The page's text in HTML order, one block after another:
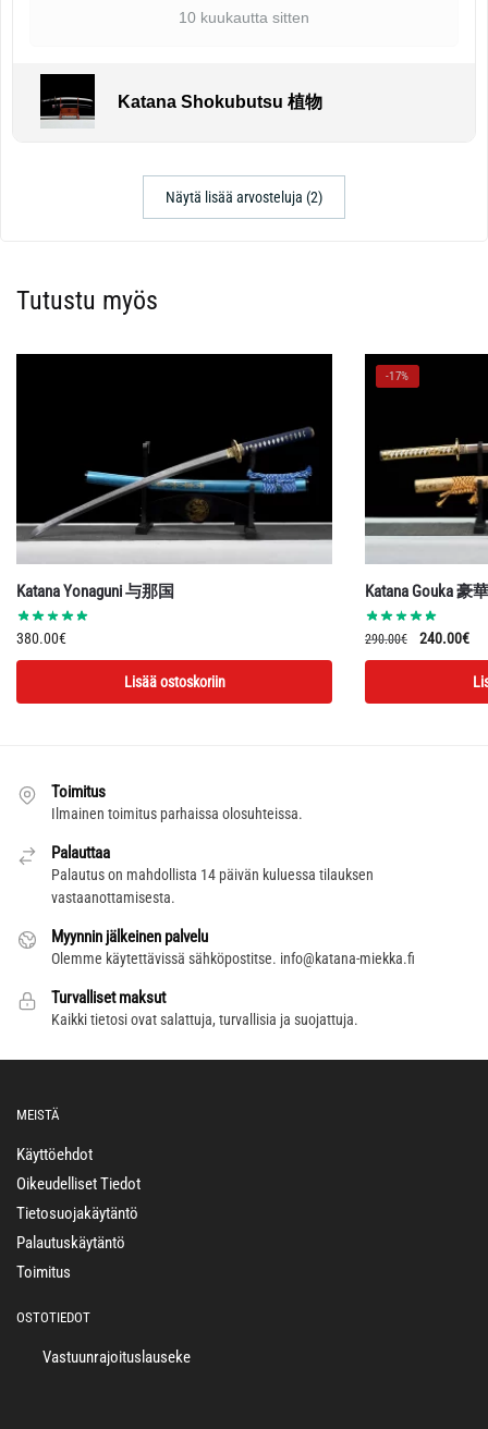
10 kuukautta sitten
Katana Shokubutsu 植物
Näytä lisää arvosteluja (2)
Tutustu myös
Katana Yonaguni 与那国
380.00€
Lisää ostoskoriin
-17%
Katana Gouka 豪華
290.00€
hinta
290.00€.
240.00€
on:
Toimitus
Ilmainen toimitus parhaissa olosuhteissa.
Palauttaa
Palautus on mahdollista 14 päivän kuluessa tilauksen
vastaanottamisesta.
Myynnin jälkeinen palvelu
Olemme käytettävissä sähköpostitse. info@katana-miekka.fi
Turvalliset maksut
Kaikki tietosi ovat salattuja, turvallisia ja suojattuja.
MEISTÄ
Käyttöehdot
Oikeudelliset Tiedot
Tietosuojakäytäntö
Palautuskäytäntö
Toimitus
OSTOTIEDOT
Vastuunrajoituslauseke